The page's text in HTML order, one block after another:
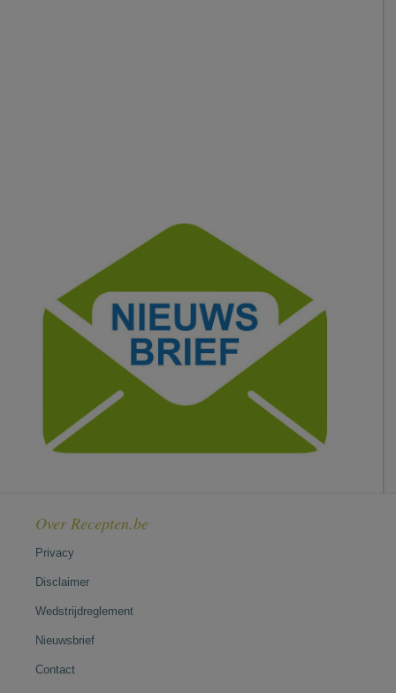
Over Recepten.be
Privacy
Disclaimer
Wedstrijdreglement
Nieuwsbrief
Contact